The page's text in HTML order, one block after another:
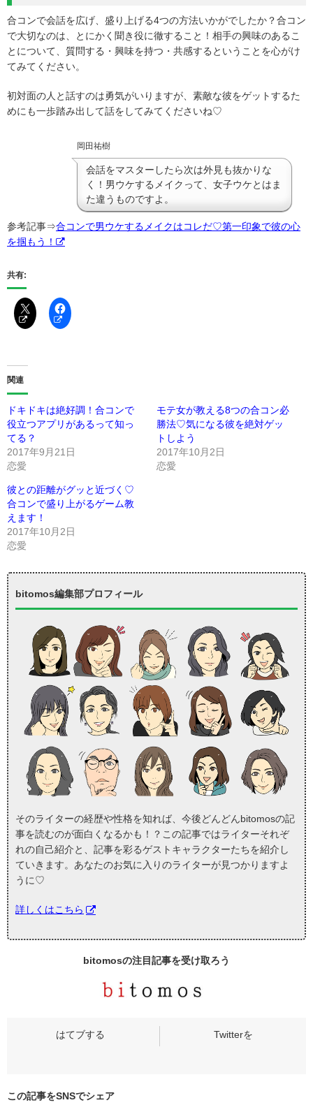
合コンで会話を広げ、盛り上げる4つの方法いかがでしたか？合コン
で大切なのは、とにかく聞き役に徹すること！相手の興味のあるこ
とについて、質問する・興味を持つ・共感するということを心がけ
てみてください。
初対面の人と話すのは勇気がいりますが、素敵な彼をゲットするた
めにも一歩踏み出して話をしてみてくださいね♡
岡田祐樹
会話をマスターしたら次は外見も抜かりな
く！男ウケするメイクって、女子ウケとはま
た違うものですよ。
参考記事⇒合コンで男ウケするメイクはコレだ♡第一印象で彼の心
を掴もう！
共有:
関連
ドキドキは絶好調！合コンで
役立つアプリがあるって知っ
てる？
2017年9月21日
恋愛
モテ女が教える8つの合コン必
勝法♡気になる彼を絶対ゲッ
トしよう
2017年10月2日
恋愛
彼との距離がグッと近づく♡
合コンで盛り上がるゲーム教
えます！
2017年10月2日
恋愛
bitomos編集部プロフィール
そのライターの経歴や性格を知れば、今後どんどんbitomosの記
事を読むのが面白くなるかも！？この記事ではライターそれぞ
れの自己紹介と、記事を彩るゲストキャラクターたちを紹介し
ていきます。あなたのお気に入りのライターが見つかりますよ
うに♡
詳しくはこちら
bitomosの注目記事を受け取ろう
この記事をSNSでシェア